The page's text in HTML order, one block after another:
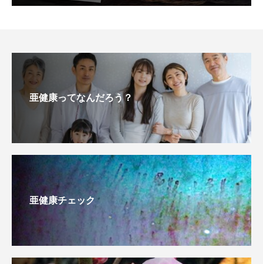
亜健康ってなんだろう？
亜健康チェック